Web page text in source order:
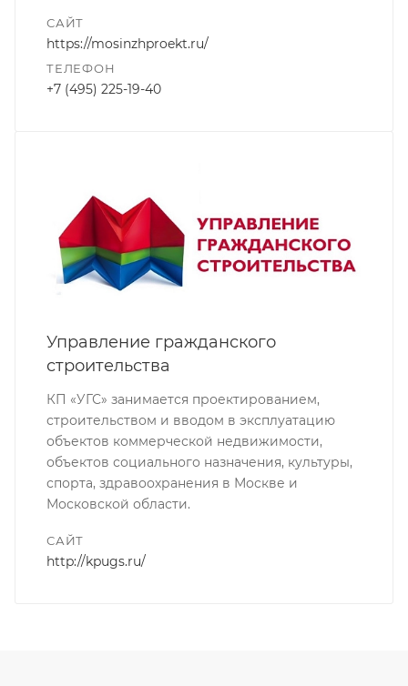
САЙТ
https://mosinzhproekt.ru/
ТЕЛЕФОН
+7 (495) 225-19-40
Управление гражданского
строительства
КП «УГС» занимается проектированием,
строительством и вводом в эксплуатацию
объектов коммерческой недвижимости,
объектов социального назначения, культуры,
спорта, здравоохранения в Москве и
Московской области.
САЙТ
http://kpugs.ru/